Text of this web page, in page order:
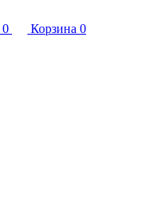
0 Корзина 0